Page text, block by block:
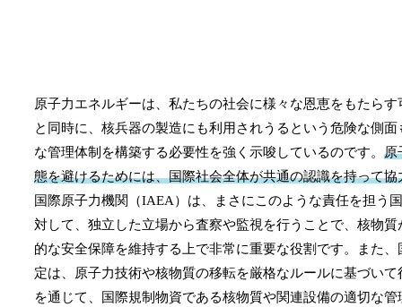
原子力エネルギーは、私たちの社会に様々な恩恵をもたら
と同時に、核兵器の製造にも利用されうるという危険な側
な管理体制を構築する必要性を強く示唆しているのです。 原
態を避けるためには、国際社会全体が共通の認識を持って
国際原子力機関（IAEA）は、まさにこのような責任を担う
対して、独立した立場から査察や監視を行うことで、核物
的な安全保障を維持する上で非常に重要な役割です。また
定は、原子力技術や核物質の移転を厳格なルールに基づい
を通じて、国際規制物資である核物質や関連設備の適切な